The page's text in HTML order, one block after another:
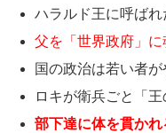
ハラルド王に呼ば
父を「世界政府」
国の政治は若い者
ロキが衛兵ごと「
部下達に体を貫か